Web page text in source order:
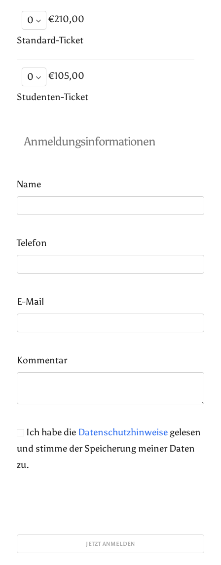
€210,00
Standard-Ticket
€105,00
Studenten-Ticket
Anmeldungsinformationen
Name
Telefon
E-Mail
Kommentar
Ich habe die Datenschutzhinweise gelesen
und stimme der Speicherung meiner Daten
zu.